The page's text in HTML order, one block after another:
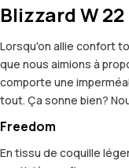
Blizzard W 22
Lorsqu'on allie confort
que nous aimions à
comporte une
tout. Ça sonne bien?
Freedom
En tissu de coquille